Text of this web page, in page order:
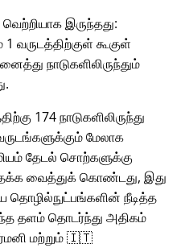
இருந்தது:
1 வருடத்திற்குள் கூகுள்
நாடுகளிலிருந்தும்
174 நாடுகளிலிருந்து
மேலாக
தேடல் சொற்களுக்கு
வைத்துக் கொண்டது, இது
தொழில்நுட்பங்களின் நீடித்த
தளம் தொடர்ந்து அதிகம்
மற்றும் 🇮🇹